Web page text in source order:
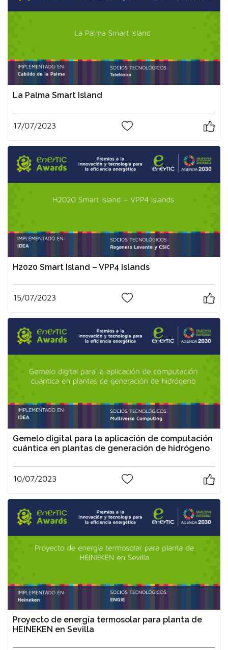
La Palma Smart Island
17/07/2023
H2020 Smart Island – VPP4 Islands
15/07/2023
Gemelo digital para la aplicación de computación
cuántica en plantas de generación de hidrógeno
10/07/2023
Proyecto de energía termosolar para planta de
HEINEKEN en Sevilla